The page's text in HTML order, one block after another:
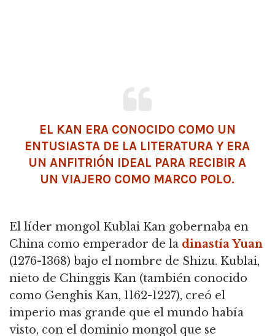
EL KAN ERA CONOCIDO COMO UN
ENTUSIASTA DE LA LITERATURA Y ERA
UN ANFITRIÓN IDEAL PARA RECIBIR A
UN VIAJERO COMO MARCO POLO.
El líder mongol Kublai Kan gobernaba en
China como emperador de la dinastía Yuan
(1276-1368) bajo el nombre de Shizu. Kublai,
nieto de Chinggis Kan (también conocido
como Genghis Kan, 1162-1227), creó el
imperio mas grande que el mundo había
visto, con el dominio mongol que se